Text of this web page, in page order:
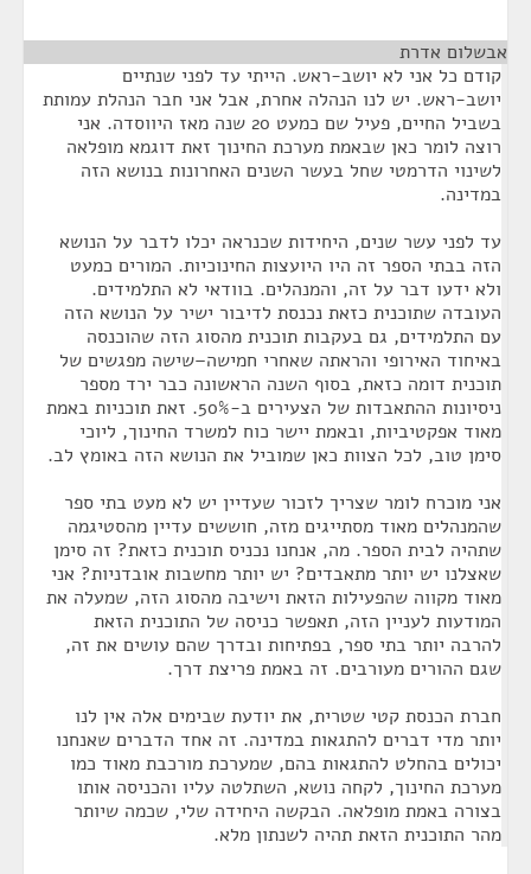
אבשלום אדרת
קודם כל אני לא יושב-ראש. הייתי עד לפני שנתיים
יושב-ראש. יש לנו הנהלה אחרת, אבל אני חבר הנהלת עמותת
בשביל החיים, פעיל שם כמעט 20 שנה מאז היווסדה. אני
רוצה לומר כאן שבאמת מערכת החינוך זאת דוגמא מופלאה
לשינוי הדרמטי שחל בעשר השנים האחרונות בנושא הזה
במדינה.
עד לפני עשר שנים, היחידות שכנראה יכלו לדבר על הנושא
הזה בבתי הספר זה היו היועצות החינוכיות. המורים כמעט
ולא ידעו דבר על זה, והמנהלים. בוודאי לא התלמידים.
העובדה שתוכנית כזאת נכנסת לדיבור ישיר על הנושא הזה
עם התלמידים, גם בעקבות תוכנית מהסוג הזה שהוכנסה
באיחוד האירופי והראתה שאחרי חמישה–שישה מפגשים של
תוכנית דומה כזאת, בסוף השנה הראשונה כבר ירד מספר
ניסיונות ההתאבדות של הצעירים ב-50%. זאת תוכניות באמת
מאוד אפקטיביות, ובאמת יישר כוח למשרד החינוך, ליוכי
סימן טוב, לכל הצוות כאן שמוביל את הנושא הזה באומץ לב.
אני מוכרח לומר שצריך לזכור שעדיין יש לא מעט בתי ספר
שהמנהלים מאוד מסתייגים מזה, חוששים עדיין מהסטיגמה
שתהיה לבית הספר. מה, אנחנו נכניס תוכנית כזאת? זה סימן
שאצלנו יש יותר מתאבדים? יש יותר מחשבות אובדניות? אני
מאוד מקווה שהפעילות הזאת וישיבה מהסוג הזה, שמעלה את
המודעות לעניין הזה, תאפשר כניסה של התוכנית הזאת
להרבה יותר בתי ספר, בפתיחות ובדרך שהם עושים את זה,
שגם ההורים מעורבים. זה באמת פריצת דרך.
חברת הכנסת קטי שטרית, את יודעת שבימים אלה אין לנו
יותר מדי דברים להתגאות במדינה. זה אחד הדברים שאנחנו
יכולים בהחלט להתגאות בהם, שמערכת מורכבת מאוד כמו
מערכת החינוך, לקחה נושא, השתלטה עליו והכניסה אותו
בצורה באמת מופלאה. הבקשה היחידה שלי, שכמה שיותר
מהר התוכנית הזאת תהיה לשנתון מלא.